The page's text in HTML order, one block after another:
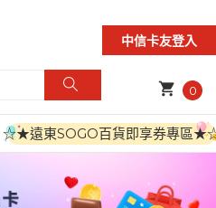
中信卡友登入
shopping_cart 0
☆★遠東SOGO百貨即享券專區